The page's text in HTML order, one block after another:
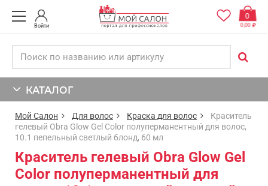
Войти
0
0,00
КАТАЛОГ
Мой Салон Для волос Краска для волос
Краситель
гелевый Obra Glow Gel Color полуперманентный для волос,
10.1 пепельный светлый блонд, 60 мл
Краситель гелевый Obra Glow Gel
Color полуперманентный для